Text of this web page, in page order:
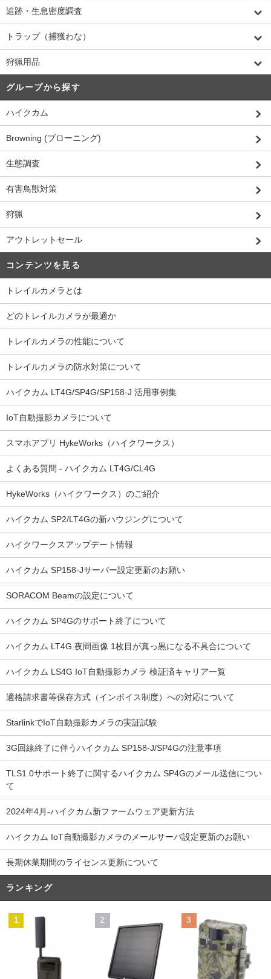
追跡・生息密度調査
トラップ（捕獲わな）
狩猟用品
グループから探す
ハイクカム
Browning (ブローニング)
生態調査
有害鳥獣対策
狩猟
アウトレットセール
コンテンツを見る
トレイルカメラとは
どのトレイルカメラが最適か
トレイルカメラの性能について
トレイルカメラの防水対策について
ハイクカム LT4G/SP4G/SP158-J 活用事例集
IoT自動撮影カメラについて
スマホアプリ HykeWorks（ハイクワークス）
よくある質問 - ハイクカム LT4G/CL4G
HykeWorks（ハイクワークス）のご紹介
ハイクカム SP2/LT4Gの新ハウジングについて
ハイクワークスアップデート情報
ハイクカム SP158-Jサーバー設定更新のお願い
SORACOM Beamの設定について
ハイクカム SP4Gのサポート終了について
ハイクカム LT4G 夜間画像 1枚目が真っ黒になる不具合について
ハイクカム LS4G IoT自動撮影カメラ 検証済キャリア一覧
適格請求書等保存方式（インボイス制度）への対応について
StarlinkでIoT自動撮影カメラの実証試験
3G回線終了に伴うハイクカム SP158-J/SP4Gの注意事項
TLS1.0サポート終了に関するハイクカム SP4Gのメール送信につい
て
2024年4月-ハイクカム新ファームウェア更新方法
ハイクカム IoT自動撮影カメラのメールサーバ設定更新のお願い
長期休業期間のライセンス更新について
ランキング
1 2 3